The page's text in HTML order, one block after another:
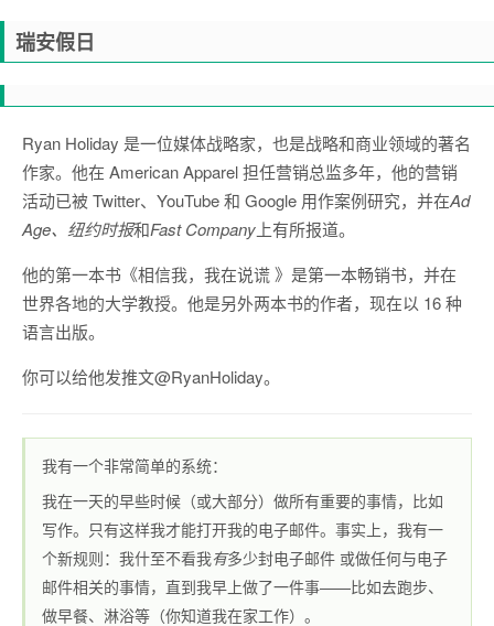
瑞安假日
Ryan Holiday 是一位媒体战略家，也是战略和商业领域的著名
作家。他在 American Apparel 担任营销总监多年，他的营销
活动已被 Twitter、YouTube 和 Google 用作案例研究，并在Ad
Age、纽约时报和Fast Company 上有所报道。
他的第一本书《相信我，我在说谎》是第一本畅销书，并在
世界各地的大学教授。他是另外两本书的作者，现在以 16 种
语言出版。
你可以给他发推文@RyanHoliday。
我有一个非常简单的系统：
我在一天的早些时候（或大部分）做所有重要的事情，比如
写作。只有这样我才能打开我的电子邮件。事实上，我有一
个新规则：我什至不看我有多少封电子邮件 或做任何与电子
邮件相关的事情，直到我早上做了一件事——比如去跑步、
做早餐、淋浴等（你知道我在家工作）。